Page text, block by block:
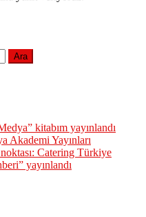
kitabım yayınlandı
Akademi Yayınları
Catering Türkiye
yayınlandı